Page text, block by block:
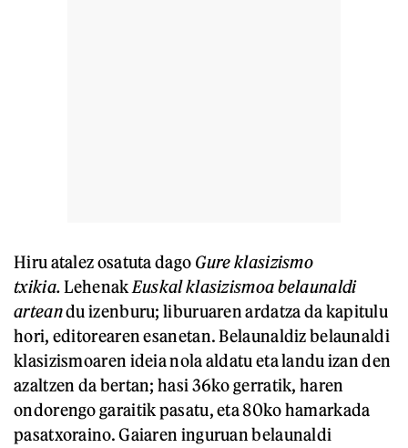
Hiru atalez osatuta dago Gure klasizismo
txikia.Lehenak Euskal klasizismoa belaunaldi
arteandu izenburu; liburuaren ardatza da kapitulu
hori, editorearen esanetan. Belaunaldiz belaunaldi
klasizismoaren ideia nola aldatu eta landu izan den
azaltzen da bertan; hasi 36ko gerratik, haren
ondorengo garaitik pasatu, eta 80ko hamarkada
pasatxoraino. Gaiaren inguruan belaunaldi